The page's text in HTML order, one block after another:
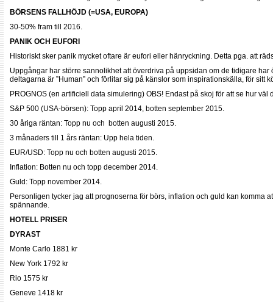
BÖRSENS FALLHÖJD (=USA, EUROPA)
30-50% fram till 2016.
PANIK OCH EUFORI
Historiskt sker panik mycket oftare är eufori eller hänryckning. Detta pga. att
Uppgångar har större sannolikhet att överdriva på uppsidan om de tidigare
deltagarna är ”Human” och förlitar sig på känslor som inspirationskälla, för sitt
PROGNOS (en artificiell data simulering) OBS! Endast på skoj för att se hur väl
S&P 500 (USA-börsen): Topp april 2014, botten september 2015.
30 åriga räntan: Topp nu och botten augusti 2015.
3 månaders till 1 års räntan: Upp hela tiden.
EUR/USD: Topp nu och botten augusti 2015.
Inflation: Botten nu och topp december 2014.
Guld: Topp november 2014.
Personligen tycker jag att prognoserna för börs, inflation och guld kan komma
spännande.
HOTELL PRISER
DYRAST
Monte Carlo 1881 kr
New York 1792 kr
Rio 1575 kr
Geneve 1418 kr